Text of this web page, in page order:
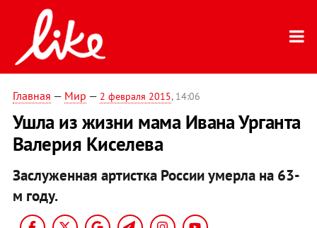
Главная — Мир — 2 февраля 2015, 14:06
Ушла из жизни мама Ивана Урганта
Валерия Киселева
Заслуженная артистка России умерла на 63-
м году.